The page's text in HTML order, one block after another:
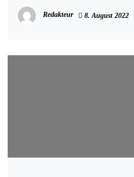
Redakteur 8. August 2022